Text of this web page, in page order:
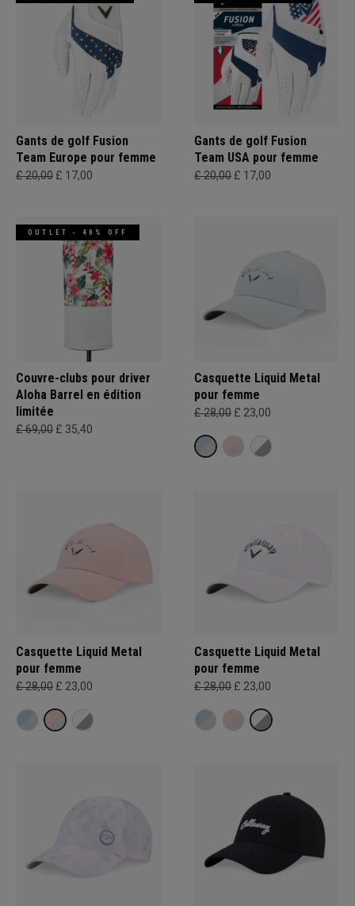
Gants de golf Fusion
Team Europe pour femme
£ 20,00 £ 17,00
Gants de golf Fusion
Team USA pour femme
£ 20,00 £ 17,00
OUTLET - 40% OFF
Couvre-clubs pour driver
Aloha Barrel en édition
limitée
£ 69,00 £ 35,40
Casquette Liquid Metal
pour femme
£ 28,00 £ 23,00
Casquette Liquid Metal
pour femme
£ 28,00 £ 23,00
Casquette Liquid Metal
pour femme
£ 28,00 £ 23,00